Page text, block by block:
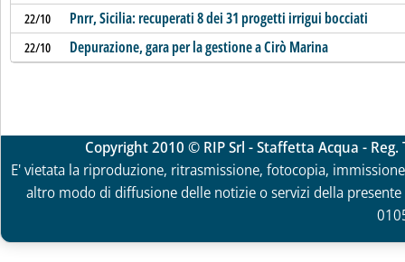
22/10 Pnrr, Sicilia: recuperati 8 dei 31 progetti irrigui bocciati
22/10 Depurazione, gara per la gestione a Cirò Marina
Copyright 2010 © RIP Srl - Staffetta Acqua -
E' vietata la riproduzione, ritrasmissione, fotocopia,
altro modo di diffusione delle notizie o servizi della